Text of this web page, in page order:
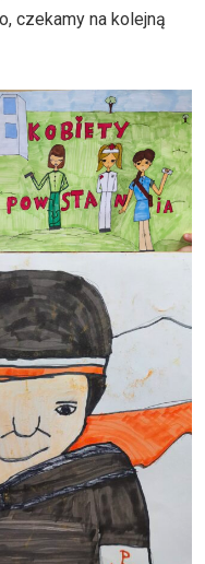
czekamy na kolejną